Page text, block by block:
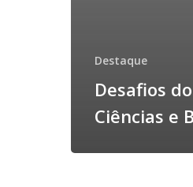
Destaque
Desafios
Ciências e